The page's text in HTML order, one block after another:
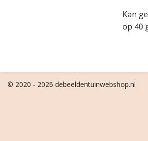
Kan
op 40
© 2020 - 2026 debeeldentuinwebshop.nl